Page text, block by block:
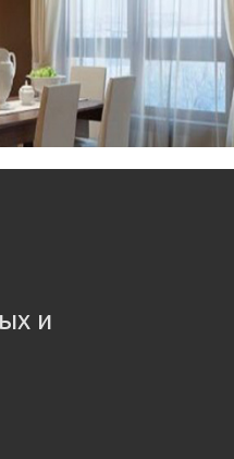
и